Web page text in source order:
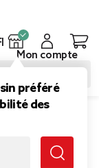
préféré
des
Mon compte